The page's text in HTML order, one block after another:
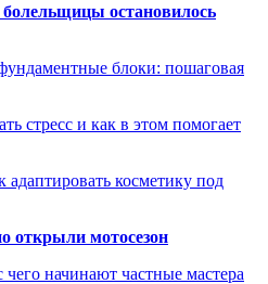
остановилось
блоки: пошаговая
стресс и как в этом помогает
косметику под
открыли мотосезон
начинают частные мастера